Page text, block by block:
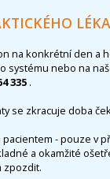
na konkrétní den a
systému nebo na
335 .
se zkracuje doba
- pouze v
a okamžité
zpozdit.